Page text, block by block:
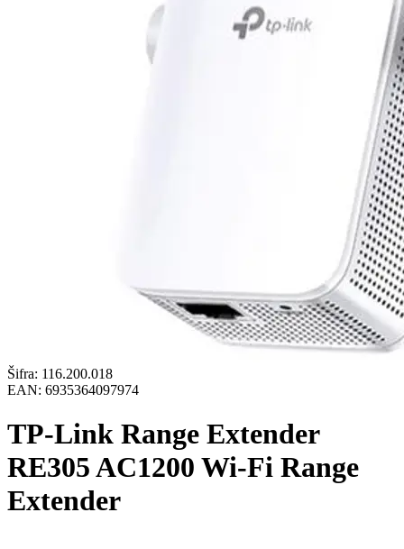
Šifra: 116.200.018
EAN: 6935364097974
TP-Link Range Extender
RE305 AC1200 Wi-Fi Range
Extender